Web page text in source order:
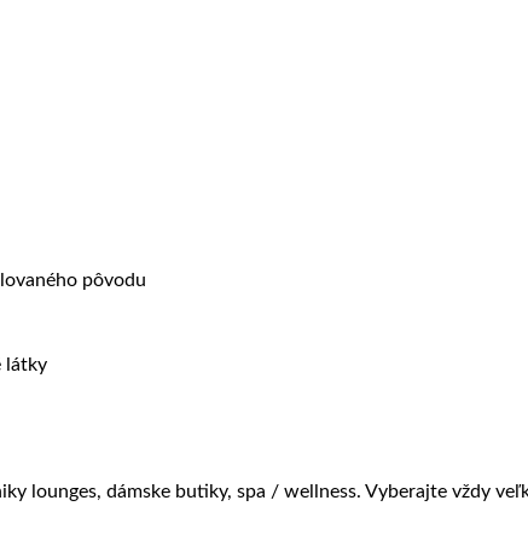
pôvodu
látky
lounges, dámske butiky, spa / wellness. Vyberajte vždy